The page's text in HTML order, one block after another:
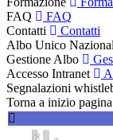
FAQ
FAQ
Contatti
Contatti
Albo Unico
Gestione Albo
Accesso Intranet
Segnalazioni
Torna a inizio pagina